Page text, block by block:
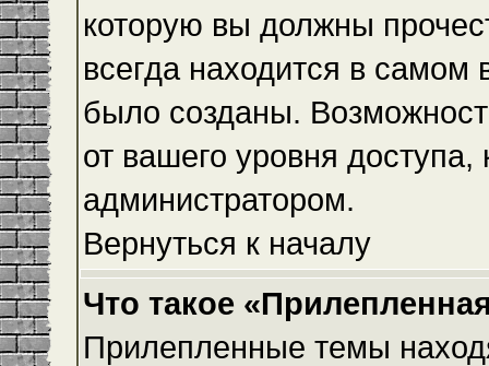
которую вы должны
всегда находится в
было созданы.
от вашего уровня
администратором.
Вернуться к началу
Что такое
Прилепленные темы